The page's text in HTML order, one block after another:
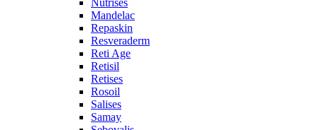
Nutrises
Mandelac
Repaskin
Resveraderm
Reti Age
Retisil
Retises
Rosoil
Salises
Samay